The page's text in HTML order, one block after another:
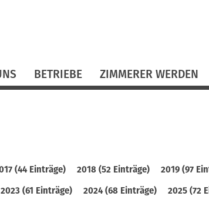
BETRIEBE ZIMMERER WERDEN
(44 Einträge) 2018 (52 Einträge) 2019 (97
2023 (61 Einträge) 2024 (68 Einträge) 2025 (72